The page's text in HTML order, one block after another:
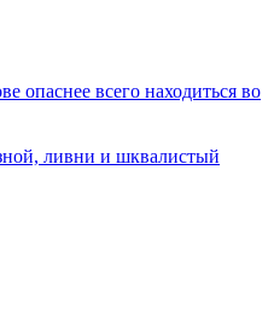
опаснее всего находиться во
ливни и шквалистый